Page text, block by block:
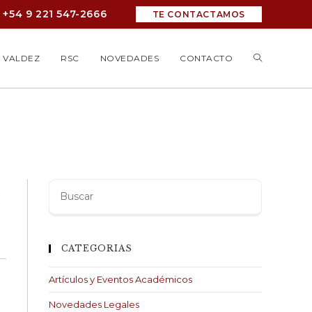
+54 9 221 547-2666 TE CONTACTAMOS
VALDEZ RSC NOVEDADES CONTACTO
CATEGORIAS
Artículos y Eventos Académicos
Novedades Legales